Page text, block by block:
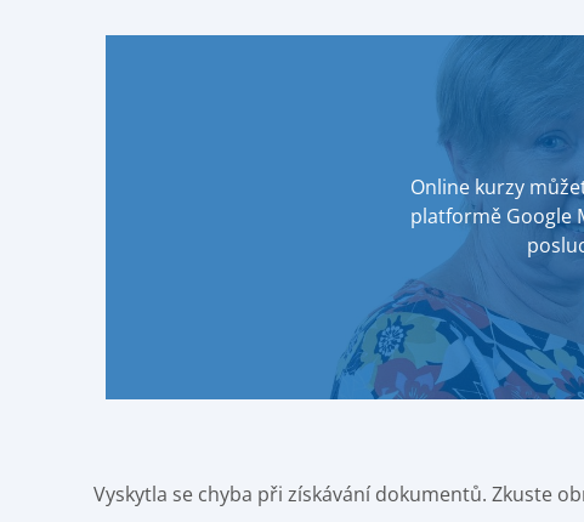
Online kurzy
platformě Google
Vyskytla se chyba při získávání dokumentů. Zkuste